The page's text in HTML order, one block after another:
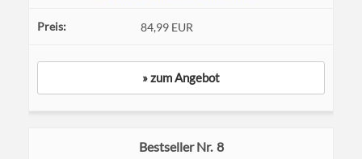
84,99 EUR
» zum Angebot
8